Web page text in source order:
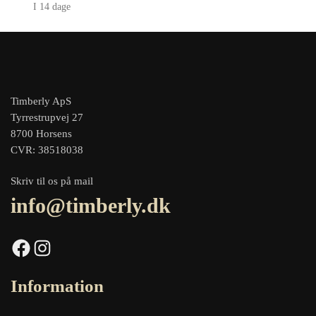
I 14 dage
Timberly ApS
Tyrrestrupvej 27
8700 Horsens
CVR: 38518038
Skriv til os på mail
info@timberly.dk
Facebook Instagram
Information